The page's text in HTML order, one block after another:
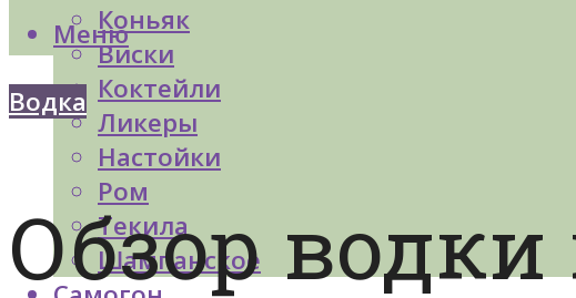
Коньяк
Виски
Коктейли
Ликеры
Настойки
Ром
Текила
Шампанское
Меню
Водка
Обзор